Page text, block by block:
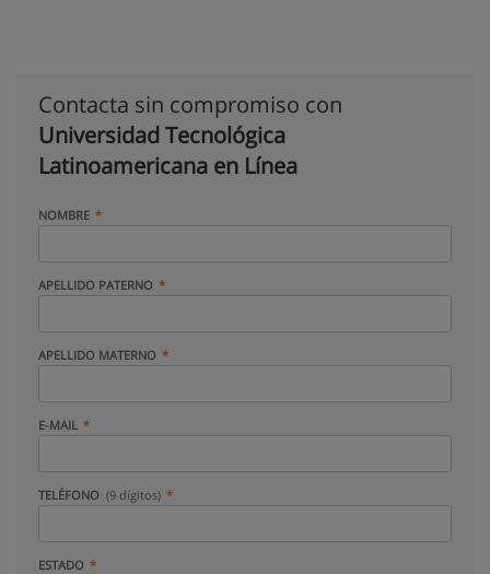
Contacta sin compromiso con
Universidad Tecnológica
Latinoamericana en Línea
NOMBRE
APELLIDO PATERNO
APELLIDO MATERNO
E-MAIL
TELÉFONO (9 dígitos)
ESTADO